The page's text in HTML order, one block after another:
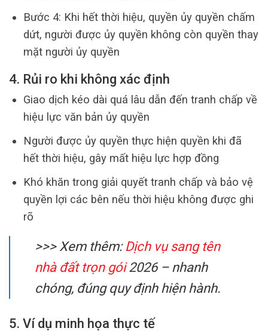
Bước 4: Khi hết thời hiệu, quyền ủy quyền chấm
dứt, người được ủy quyền không còn quyền thay
mặt người ủy quyền
4. Rủi ro khi không xác định
Giao dịch kéo dài quá lâu dẫn đến tranh chấp về
hiệu lực văn bản ủy quyền
Người được ủy quyền thực hiện quyền khi đã
hết thời hiệu, gây mất hiệu lực hợp đồng
Khó khăn trong giải quyết tranh chấp và bảo vệ
quyền lợi các bên nếu thời hiệu không được ghi
rõ
>>> Xem thêm: Dịch vụ sang tên
nhà đất trọn gói2026 – nhanh
chóng, đúng quy định hiện hành.
5. Ví dụ minh họa thực tế